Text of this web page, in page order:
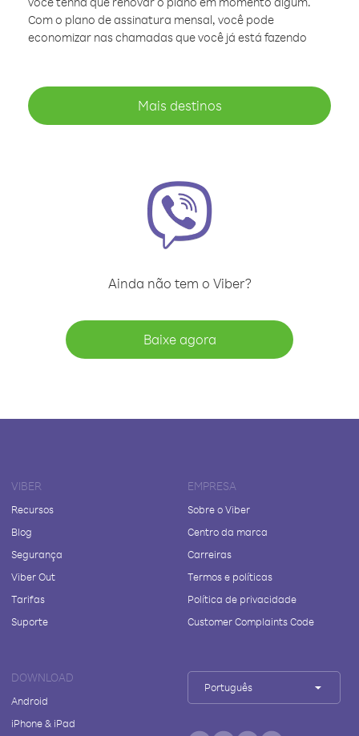
Com o plano de assinatura mensal, você pode
economizar nas chamadas que você já está fazendo
Mais destinos
Ainda não tem o Viber?
Baixe agora
VIBER
Recursos
Blog
Segurança
Viber Out
Tarifas
Suporte
EMPRESA
Sobre o Viber
Centro da marca
Carreiras
Termos e políticas
Política de privacidade
Customer Complaints Code
DOWNLOAD
Android
iPhone & iPad
Português